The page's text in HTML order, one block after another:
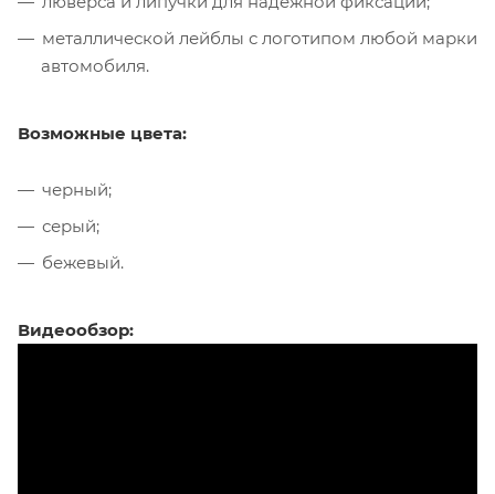
металлической лейблы с логотипом любой марки
автомобиля.
Возможные цвета:
черный;
серый;
бежевый.
Видеообзор: